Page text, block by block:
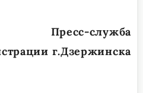
Пресс-служба
г.Дзержинска